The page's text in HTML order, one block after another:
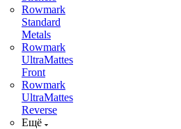
Rowmark
Standard
Metals
Rowmark
UltraMattes
Front
Rowmark
UltraMattes
Reverse
Ещё